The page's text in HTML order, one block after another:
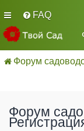
FAQ
Форум
Форум